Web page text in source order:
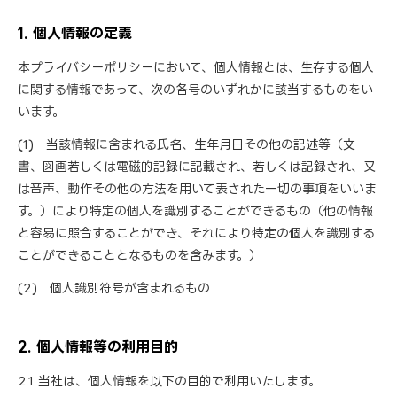
1. 個人情報の定義
本プライバシーポリシーにおいて、個人情報とは、生存する個人
に関する情報であって、次の各号のいずれかに該当するものをい
います。
(1) 当該情報に含まれる氏名、生年月日その他の記述等（文
書、図画若しくは電磁的記録に記載され、若しくは記録され、又
は音声、動作その他の方法を用いて表された一切の事項をいいま
す。）により特定の個人を識別することができるもの（他の情報
と容易に照合することができ、それにより特定の個人を識別する
ことができることとなるものを含みます。）
(2) 個人識別符号が含まれるもの
2. 個人情報等の利用目的
2.1 当社は、個人情報を以下の目的で利用いたします。